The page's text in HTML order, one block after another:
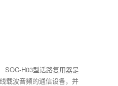
SOC-H03型话路复用器是
载波音频的通信设备，并